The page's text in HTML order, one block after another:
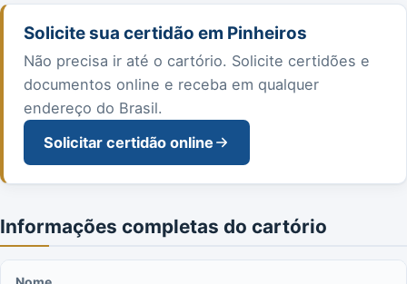
Solicite sua certidão em Pinheiros
Não precisa ir até o cartório. Solicite certidões e
documentos online e receba em qualquer
endereço do Brasil.
Solicitar certidão online
Informações completas do cartório